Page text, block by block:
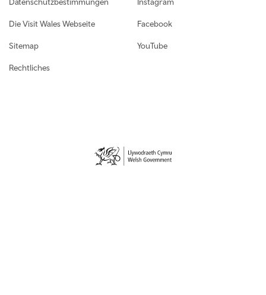
Die Visit Wales Webseite
Sitemap
Rechtliches
Facebook
YouTube